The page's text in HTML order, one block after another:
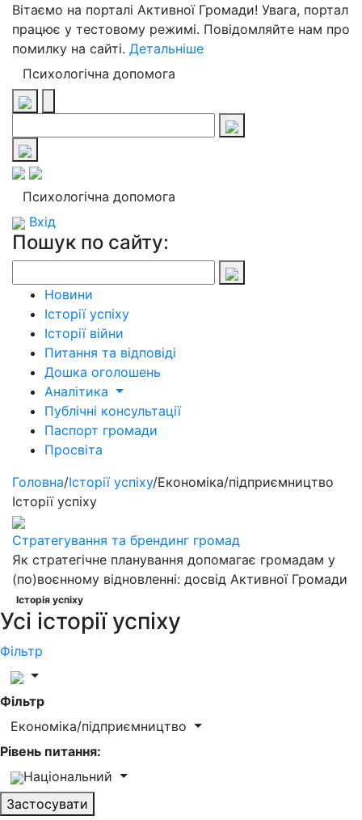
Вітаємо на порталі Активної Громади! Увага, портал
працює у тестовому режимі. Повідомляйте нам про
помилку на сайті. Детальніше
Психологічна допомога
Психологічна допомога
Вхід
Пошук по сайту:
Новини
Історії успіху
Історії війни
Питання та відповіді
Дошка оголошень
Аналітика
Публічні консультації
Паспорт громади
Просвіта
Головна/Історії успіху/Економіка/підприємництво
Історії успіху
Стратегування та брендинг громад
Як стратегічне планування допомагає громадам у
(по)воєнному відновленні: досвід Активної Громади
Історія успіху
Усі історії успіху
Фільтр
Фільтр
Економіка/підприємництво
Рівень питання:
Національний
Застосувати